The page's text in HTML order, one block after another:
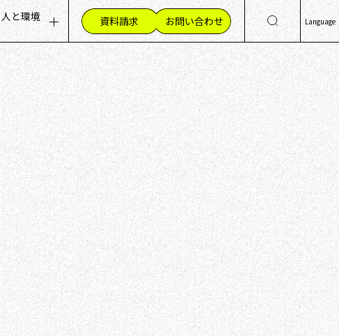
メッセージ
り組み
人と環境
募集職種（採用情報）
人材への想い
働く環境
社員の声
資料請求 お問い合わせ Language
日
简
繁